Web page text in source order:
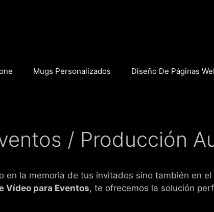
Mugs Personalizados Diseño De Páginas
/ Producción
la memoria de tus invitados sino también en el
Vídeo para Eventos, te ofrecemos la solución